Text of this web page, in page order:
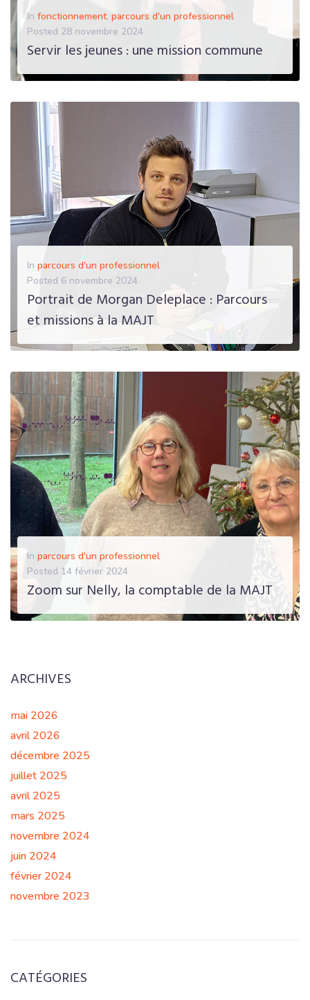
In fonctionnement, parcours d'un professionnel
Posted 28 novembre 2024
Servir les jeunes : une mission commune
EN SAVOIR PLUS
In parcours d'un professionnel
Posted 6 novembre 2024
Portrait de Morgan Deleplace : Parcours
et missions à la MAJT
EN SAVOIR PLUS
In parcours d'un professionnel
Posted 14 février 2024
Zoom sur Nelly, la comptable de la MAJT
ARCHIVES
mai 2026
avril 2026
décembre 2025
juillet 2025
avril 2025
mars 2025
novembre 2024
juin 2024
février 2024
novembre 2023
CATÉGORIES